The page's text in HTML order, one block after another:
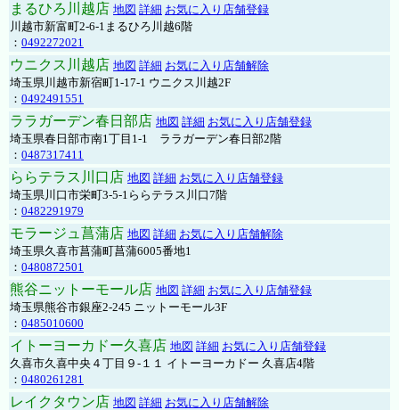
まるひろ川越店 地図 詳細 お気に入り店舗登録
川越市新富町2-6-1まるひろ川越6階
： 0492272021
ウニクス川越店 地図 詳細 お気に入り店舗解除
埼玉県川越市新宿町1-17-1 ウニクス川越2F
： 0492491551
ララガーデン春日部店 地図 詳細 お気に入り店舗登録
埼玉県春日部市南1丁目1-1 ララガーデン春日部2階
： 0487317411
ららテラス川口店 地図 詳細 お気に入り店舗登録
埼玉県川口市栄町3-5-1ららテラス川口7階
： 0482291979
モラージュ菖蒲店 地図 詳細 お気に入り店舗解除
埼玉県久喜市菖蒲町菖蒲6005番地1
： 0480872501
熊谷ニットーモール店 地図 詳細 お気に入り店舗登録
埼玉県熊谷市銀座2-245 ニットーモール3F
： 0485010600
イトーヨーカドー久喜店 地図 詳細 お気に入り店舗登録
久喜市久喜中央４丁目９-１１ イトーヨーカドー 久喜店4階
： 0480261281
レイクタウン店 地図 詳細 お気に入り店舗解除